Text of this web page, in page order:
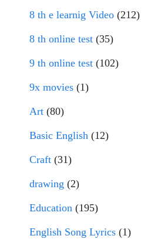
8 th e learnig Video (212)
8 th online test (35)
9 th online test (102)
9x movies (1)
Art (80)
Basic English (12)
Craft (31)
drawing (2)
Education (195)
English Song Lyrics (1)